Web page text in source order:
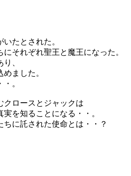
たとされた。
それぞれ聖王と魔王になった。
、
ました。
。
クロースとジャックは
を知ることになる・・。
に託された使命とは・・？